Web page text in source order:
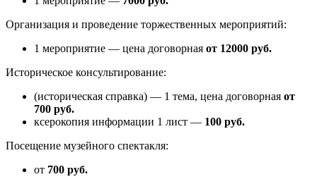
Организация и проведение торжественных мероприятий:
1 мероприятие — цена договорная от 12000 руб.
Историческое консультирование:
(историческая справка) — 1 тема, цена договорная от
700 руб.
ксерокопия информации 1 лист — 100 руб.
Посещение музейного спектакля:
от 700 руб.